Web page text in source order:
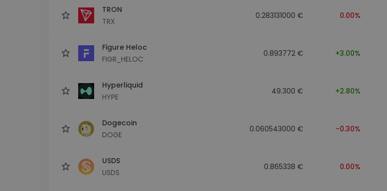
TRON
TRX
0.283131000 € 0.00%
Figure Heloc
FIGR_HELOC
0.893772 € +3.00%
Hyperliquid
HYPE
49.300 € +2.80%
Dogecoin
DOGE
0.060543000 € -0.30%
USDS
USDS
0.865338 € 0.00%